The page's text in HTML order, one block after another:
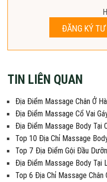
ĐĂNG KÝ
TIN LIÊN QUAN
Địa Điểm Massage Chân Ở
Địa Điểm Massage Cổ Vai
Địa Điểm Massage Body Tại
Top 10 Địa Chỉ Massage
Top 7 Địa Điểm Gội Đầu
Địa Điểm Massage Body Tại
Top 6 Địa Chỉ Massage Chân